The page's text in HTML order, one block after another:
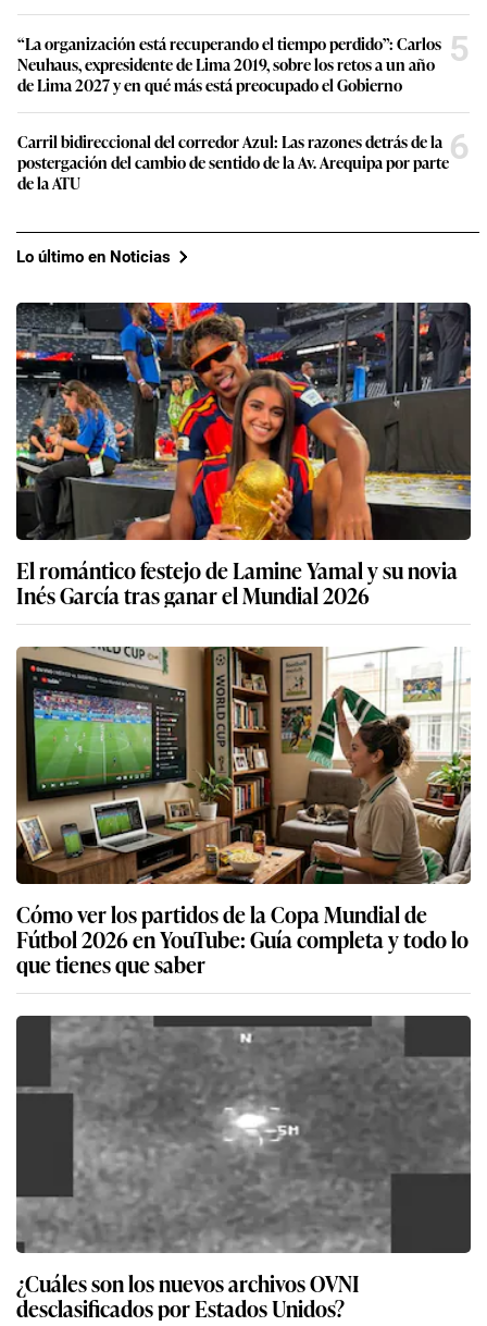
“La organización está recuperando el tiempo perdido”: Carlos
Neuhaus, expresidente de Lima 2019, sobre los retos a un año
de Lima 2027 y en qué más está preocupado el Gobierno
5
Carril bidireccional del corredor Azul: Las razones detrás de la
postergación del cambio de sentido de la Av. Arequipa por parte
de la ATU
6
Lo último en Noticias
El romántico festejo de Lamine Yamal y su novia
Inés García tras ganar el Mundial 2026
Cómo ver los partidos de la Copa Mundial de
Fútbol 2026 en YouTube: Guía completa y todo lo
que tienes que saber
¿Cuáles son los nuevos archivos OVNI
desclasificados por Estados Unidos?